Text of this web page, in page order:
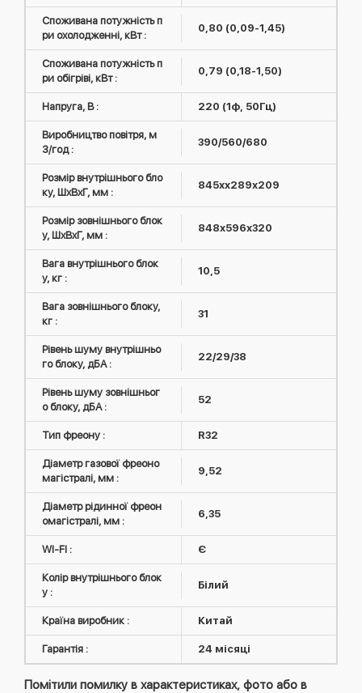
Споживана потужність п
ри охолодженні, кВт :
0,80 (0,09-1,45)
Споживана потужність п
ри обігріві, кВт :
0,79 (0,18-1,50)
Напруга, В : 220 (1ф, 50Гц)
Виробництво повітря, м
3/год :
390/560/680
Розмір внутрішнього бло
ку, ШxВxГ, мм :
845хx289х209
Розмір зовнішнього блок
у, ШxВxГ, мм :
848х596х320
Вага внутрішнього блок
у, кг :
10,5
Вага зовнішнього блоку,
кг :
31
Рівень шуму внутрішньо
го блоку, дБА :
22/29/38
Рівень шуму зовнішньог
о блоку, дБА :
52
Тип фреону : R32
Діаметр газової фреоно
магістралі, мм :
9,52
Діаметр рідинної фреон
омагістралі, мм :
6,35
WI-FI : Є
Колір внутрішнього блок
у :
Білий
Країна виробник : Китай
Гарантія : 24 місяці
Помітили помилку в характеристиках, фото або в